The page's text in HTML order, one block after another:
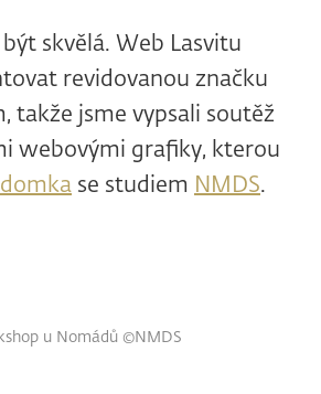
skvělá. Web Lasvitu
revidovanou značku
takže jsme vypsali soutěž
webovými grafiky, kterou
se studiem NMDS.
u Nomádů ©NMDS